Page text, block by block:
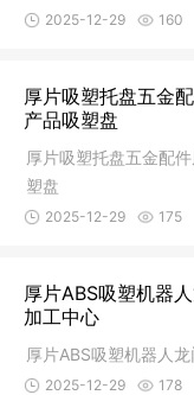
2025-12-29 160
厚片吸塑托盘五金
产品吸塑盘
厚片吸塑托盘五金配
塑盘
2025-12-29 175
厚片ABS吸塑机器
加工中心
厚片ABS吸塑机器人
2025-12-29 178